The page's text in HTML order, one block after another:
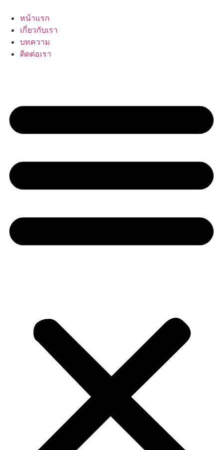
content
หน้าแรก
เกี่ยวกับเรา
บทความ
ติดต่อเรา